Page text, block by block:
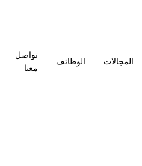
المجالات الوظائف
تواصل
معنا